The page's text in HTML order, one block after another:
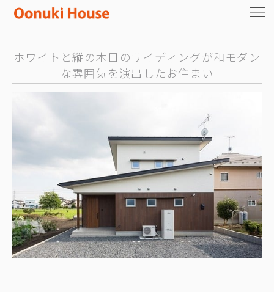
ホワイトと縦の木目のサイディングが和モダン
な雰囲気を演出したお住まい